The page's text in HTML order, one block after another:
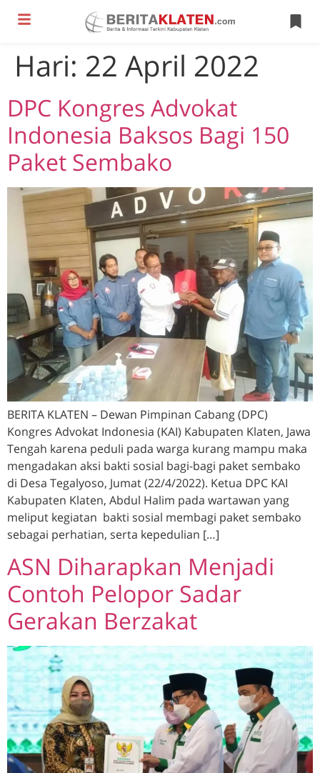
Hari: 22 April 2022
DPC Kongres Advokat
Indonesia Baksos Bagi 150
Paket Sembako
BERITA KLATEN – Dewan Pimpinan Cabang (DPC)
Kongres Advokat Indonesia (KAI) Kabupaten Klaten, Jawa
Tengah karena peduli pada warga kurang mampu maka
mengadakan aksi bakti sosial bagi-bagi paket sembako
di Desa Tegalyoso, Jumat (22/4/2022). Ketua DPC KAI
Kabupaten Klaten, Abdul Halim pada wartawan yang
meliput kegiatan bakti sosial membagi paket sembako
sebagai perhatian, serta kepedulian […]
ASN Diharapkan Menjadi
Contoh Pelopor Sadar
Gerakan Berzakat